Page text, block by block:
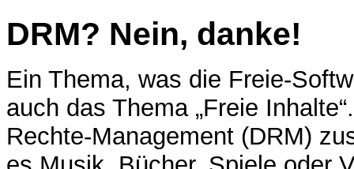
DRM? Nein, danke!
Ein Thema, was die Freie-
auch das Thema „Freie
Rechte-Management (DRM)